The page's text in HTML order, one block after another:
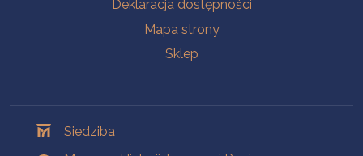
Deklaracja dostępności
Mapa strony
Sklep
Siedziba